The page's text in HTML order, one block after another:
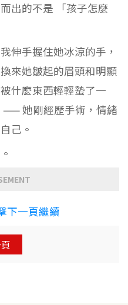
出的不是 「孩子怎麼
伸手握住她冰涼的手，
來她皺起的眉頭和明顯
什麼東西輕輕蟄了一
—— 她剛經歷手術，情緒
己。​
下一頁繼續